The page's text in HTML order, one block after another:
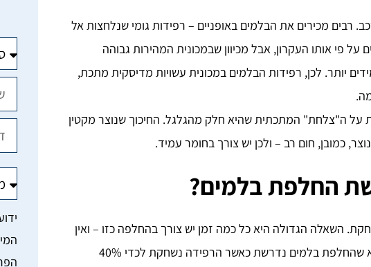
רבים מכירים את הבלמים באופניים – רפידות גומי שנלחצות אל
פי אותו העקרון, אבל מכיוון שבמכונית המהירות גבוהה
יותר. לכן, רפידות הבלמים במכונית עשויות מדיסקית מתכת,
על ה"צלחת" המתכתית שהיא חלק מהגלגל. החיכוך שנוצר מקטין
כמובן, חום רב – ולכן יש צורך בחומר עמיד.
השאלה הגדולה היא כל כמה זמן יש צורך בהחלפה כזו – ואין
לה תשובה חד משמעית. ככלל, הקביעה היא שהחלפת בלמים נדרשת כאשר הרפידה נשחקת לכדי 40%